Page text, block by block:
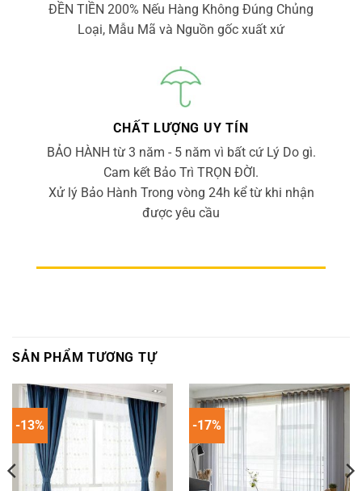
ĐỀN TIỀN 200% Nếu Hàng Không Đúng Chủng
Loại, Mẫu Mã và Nguồn gốc xuất xứ
CHẤT LƯỢNG UY TÍN
BẢO HÀNH từ 3 năm - 5 năm vì bất cứ Lý Do gì.
Cam kết Bảo Trì TRỌN ĐỜI.
Xử lý Bảo Hành Trong vòng 24h kể từ khi nhận
được yêu cầu
SẢN PHẨM TƯƠNG TỰ
-13% -17%